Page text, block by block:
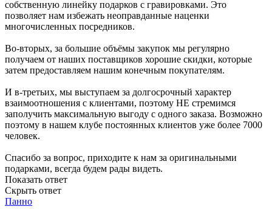
собственную линейку подарков с гравировками. Это
позволяет нам избежать неоправданные наценки
многочисленных посредников.
Во-вторых, за большие объёмы закупок мы регулярно
получаем от наших поставщиков хорошие скидки, которые
затем предоставляем нашим конечным покупателям.
И в-третьих, мы выступаем за долгосрочный характер
взаимоотношения с клиентами, поэтому НЕ стремимся
заполучить максимальную выгоду с одного заказа. Возможно
поэтому в нашем клубе постоянных клиентов уже более 7000
человек.
Спасибо за вопрос, приходите к нам за оригинальными
подарками, всегда будем рады видеть.
Показать ответ
Скрыть ответ
Панно